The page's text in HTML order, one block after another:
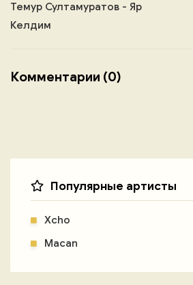
Темур Султамуратов - Яр
Келдим
Комментарии (0)
Популярные артисты
Xcho
Macan